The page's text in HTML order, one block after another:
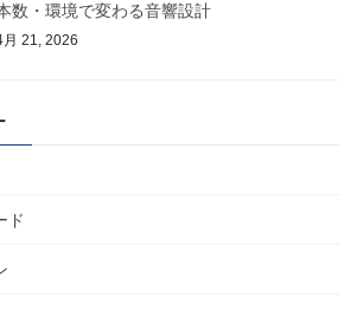
数・環境で変わる音響設計
月 21, 2026
ド